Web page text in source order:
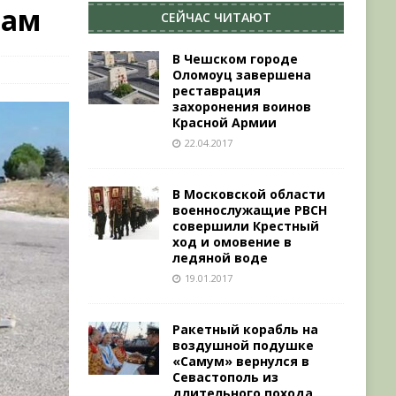
СЕЙЧАС ЧИТАЮТ
В Чешском городе
Оломоуц завершена
реставрация
захоронения воинов
Красной Армии
22.04.2017
В Московской области
военнослужащие РВСН
совершили Крестный
ход и омовение в
ледяной воде
19.01.2017
Ракетный корабль на
воздушной подушке
«Самум» вернулся в
Севастополь из